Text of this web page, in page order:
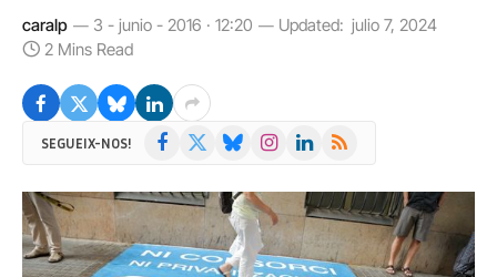
caralp 3 - junio - 2016 · 12:20 Updated: julio 7, 2024
2 Mins Read
SEGUEIX-NOS! Facebook BlueskyInstagramLinkedIn
RSS